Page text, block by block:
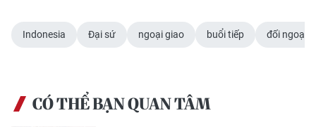
Indonesia Đại sứ ngoại giao buổi tiếp đối ngoại
CÓ THỂ BẠN QUAN TÂM